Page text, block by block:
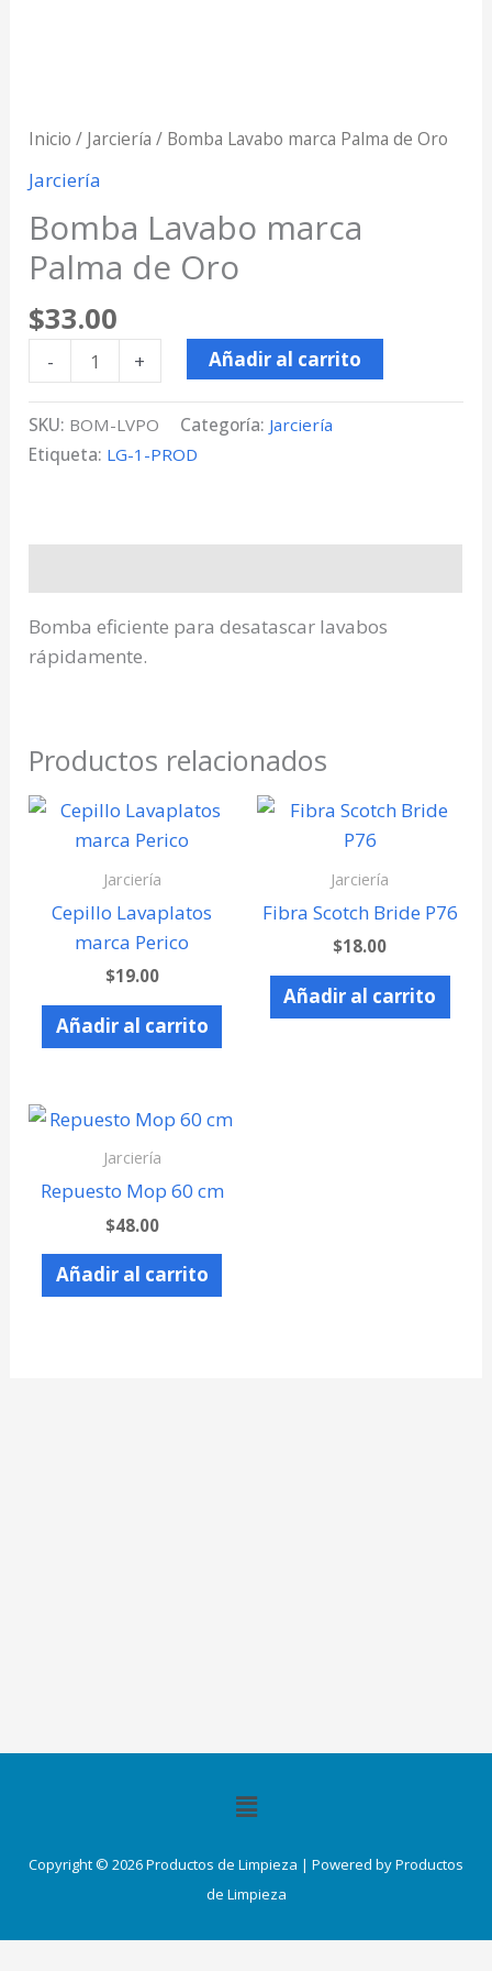
Inicio / Jarciería / Bomba Lavabo marca Palma de Oro
Jarciería
Bomba Lavabo marca
Palma de Oro
$33.00
- + Añadir al carrito
SKU: BOM-LVPO Categoría: Jarciería
Etiqueta: LG-1-PROD
Bomba eficiente para desatascar lavabos
rápidamente.
Productos relacionados
Jarciería
Cepillo Lavaplatos
marca Perico
$19.00
Añadir al carrito
Jarciería
Fibra Scotch Bride P76
$18.00
Añadir al carrito
Jarciería
Repuesto Mop 60 cm
$48.00
Añadir al carrito
Menú
Copyright © 2026 Productos de Limpieza | Powered by Productos
de Limpieza